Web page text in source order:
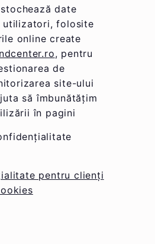
date
utilizatori, folosite
online create
, pentru
de
site-ului
să îmbunătățim
în pagini
pentru clienți